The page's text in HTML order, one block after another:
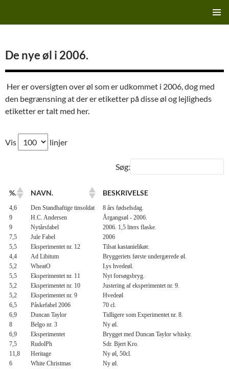
De nye øl i 2006.
Her er oversigten over øl som er udkommet i 2006, dog med
den begrænsning at der er etiketter på disse øl og lejligheds
etiketter er talt med her.
Vis linjer
Søg:
%. NAVN. BESKRIVELSE
4,6 Den Standhaftige tinsoldat
8 års fødselsdag.
9
H.C. Andersen
Årgangsøl - 2006.
9
Nytårsfabel
2006. 1,5 liters flaske.
7,5
Jule Fabel
2006
5,5
Eksperimentet nr. 12
Tilsat kastanielikør.
4,4
Ad Libitum
Bryggeriets første undergærede øl.
5,2
WheatO
Lys hvedeøl.
5,5
Eksperimentet nr. 11
Nyt forsøgsbryg.
5,2
Eksperimentet nr. 10
Justering af eksperimentet nr. 9.
5,2
Eksperimentet nr. 9
Hvedeøl
6,5
Påskefabel 2006
70 cl.
6,9
Duncan Taylor
Tidligere som Experimentet nr. 8.
8
Belgo nr. 3
Ny øl.
6,9
Eksperimentet
Brygget med Duncan Taylor whisky.
7,5
RudolPh
Sdr. Bjert Kro.
11,8
Heritage
Ny øl, 50cl.
6
White Christmas
Ny øl.